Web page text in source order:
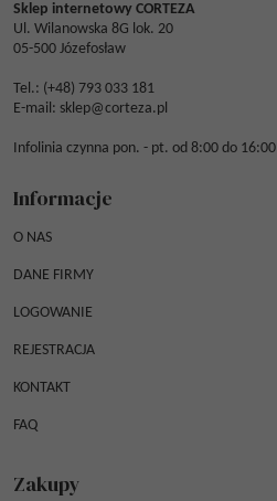
Sklep internetowy CORTEZA
Ul. Wilanowska 8G lok. 20
05-500 Józefosław
Tel.: (+48) 793 033 181
E-mail: sklep@corteza.pl
Infolinia czynna pon. - pt. od 8:00 do 16:00
Informacje
O NAS
DANE FIRMY
LOGOWANIE
REJESTRACJA
KONTAKT
FAQ
Zakupy